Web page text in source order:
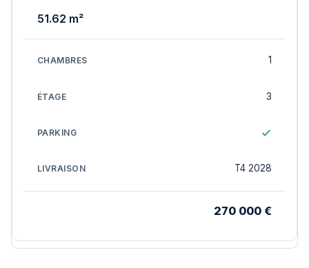
51.62 m²
1
3
T4 2028
270 000 €